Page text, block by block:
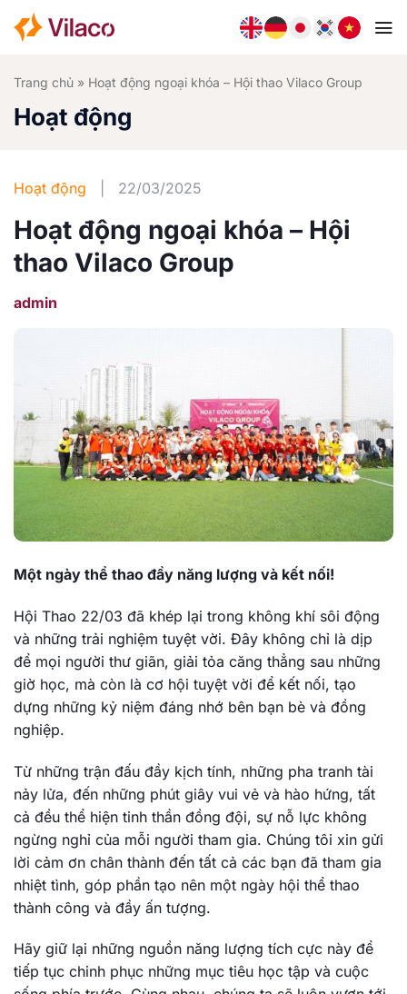
qua
Trang chủ » Hoạt động ngoại khóa – Hội thao Vilaco Group
Hoạt động
Hoạt động 22/03/2025
Hoạt động ngoại khóa – Hội
thao Vilaco Group
admin
Một ngày thể thao đầy năng lượng và kết nối!
Hội Thao 22/03 đã khép lại trong không khí sôi động
và những trải nghiệm tuyệt vời. Đây không chỉ là dịp
để mọi người thư giãn, giải tỏa căng thẳng sau những
giờ học, mà còn là cơ hội tuyệt vời để kết nối, tạo
dựng những kỷ niệm đáng nhớ bên bạn bè và đồng
nghiệp.
Từ những trận đấu đầy kịch tính, những pha tranh tài
nảy lửa, đến những phút giây vui vẻ và hào hứng, tất
cả đều thể hiện tinh thần đồng đội, sự nỗ lực không
ngừng nghỉ của mỗi người tham gia. Chúng tôi xin gửi
lời cảm ơn chân thành đến tất cả các bạn đã tham gia
nhiệt tình, góp phần tạo nên một ngày hội thể thao
thành công và đầy ấn tượng.
Hãy giữ lại những nguồn năng lượng tích cực này để
tiếp tục chinh phục những mục tiêu học tập và cuộc